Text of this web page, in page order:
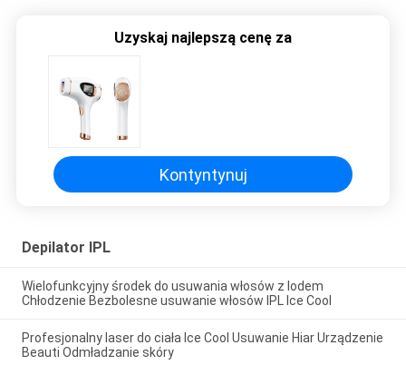
Uzyskaj najlepszą cenę za
Kontyntynuj
Depilator IPL
Wielofunkcyjny środek do usuwania włosów z lodem
Chłodzenie Bezbolesne usuwanie włosów IPL Ice Cool
Profesjonalny laser do ciała Ice Cool Usuwanie Hiar Urządzenie
Beauti Odmładzanie skóry